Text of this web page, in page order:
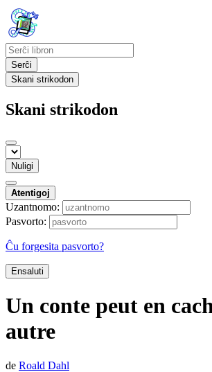
Serĉi
Skani strikodon
Skani strikodon
Nuligi
Atentigoj
Uzantnomo:
Pasvorto:
Ĉu forgesita pasvorto?
Ensaluti
Un conte peut en
autre
de Roald Dahl